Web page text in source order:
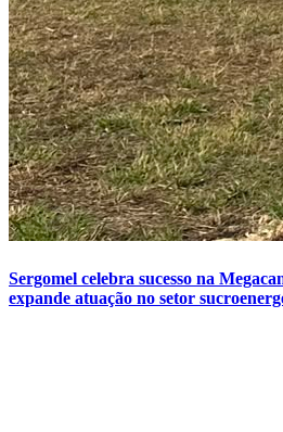
Sergomel celebra sucesso na
expande atuação no setor